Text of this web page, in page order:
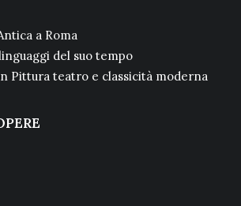
a Roma
del suo tempo
Pittura teatro e classicità moderna